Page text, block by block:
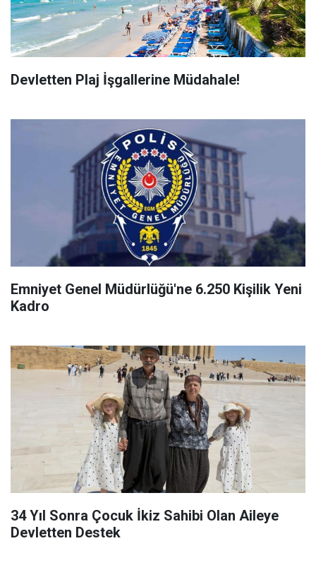
Devletten Plaj İşgallerine Müdahale!
Emniyet Genel Müdürlüğü'ne 6.250 Kişilik Yeni
Kadro
34 Yıl Sonra Çocuk İkiz Sahibi Olan Aileye
Devletten Destek